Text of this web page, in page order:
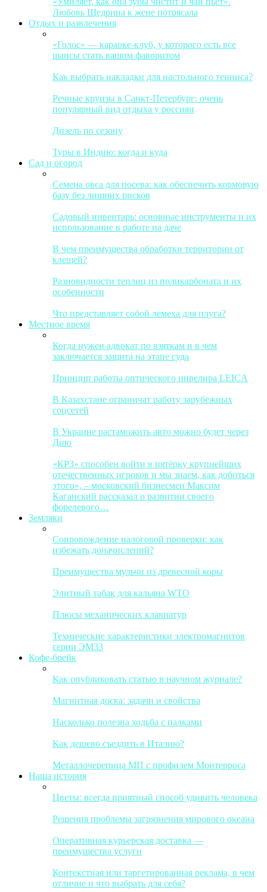
Любовь Щедрина к жене потрясала
Отдых и развлечения
«Голос» — караоке-клуб, у которого есть все
шансы стать вашим фаворитом
Как выбрать накладки для настольного тенниса?
Речные круизы в Санкт-Петербург: очень
популярный вид отдыха у россиян
Дизель по сезону
Туры в Индию: когда и куда
Сад и огород
Семена овса для посева: как обеспечить кормовую
базу без лишних рисков
Садовый инвентарь: основные инструменты и их
использование в работе на даче
В чем преимущества обработки территории от
клещей?
Разновидности теплиц из поликарбоната и их
особенности
Что представляет собой лемеха для плуга?
Местное время
Когда нужен адвокат по взяткам и в чем
заключается защита на этапе суда
Принцип работы оптического нивелира LEICA
В Казахстане ограничат работу зарубежных
соцсетей
В Украине растаможить авто можно будет через
Дию
«КРЗ» способен войти в пятёрку крупнейших
отечественных игроков и мы знаем, как добиться
этого», – московский бизнесмен Максим
Каганский рассказал о развитии своего
форелевого…
Земляки
Сопровождение налоговой проверки: как
избежать доначислений?
Преимущества мульчи из древесной коры
Элитный табак для кальяна WTO
Плюсы механических клавиатур
Технические характеристики электромагнитов
серии ЭМ33
Кофе-брейк
Как опубликовать статью в научном журнале?
Магнитная доска: задачи и свойства
Насколько полезна ходьба с палками
Как дешево съездить в Италию?
Металлочерепица МП с профилем Монтерроса
Наша история
Цветы: всегда приятный способ удивить человека
Решения проблемы загрязнения мирового океана
Оперативная курьерская доставка —
преимущества услуги
Контекстная или таргетированная реклама, в чем
отличие и что выбрать для себя?